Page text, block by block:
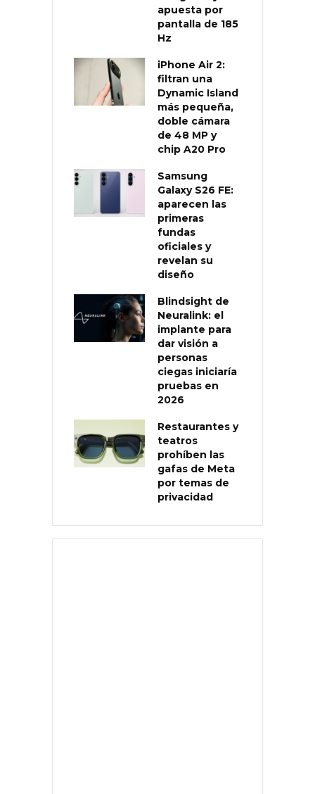
apuesta por
pantalla de 185
Hz
iPhone Air 2:
filtran una
Dynamic Island
más pequeña,
doble cámara
de 48 MP y
chip A20 Pro
Samsung
Galaxy S26 FE:
aparecen las
primeras
fundas
oficiales y
revelan su
diseño
Blindsight de
Neuralink: el
implante para
dar visión a
personas
ciegas iniciaría
pruebas en
2026
Restaurantes y
teatros
prohíben las
gafas de Meta
por temas de
privacidad